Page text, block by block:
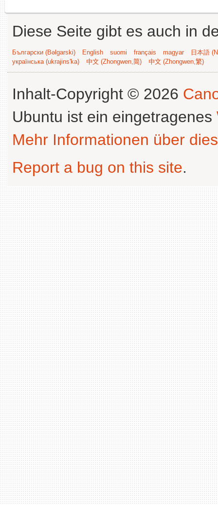
Diese Seite gibt es auch in
Български (Bəlgarski) English suomi français magyar
日本語
українська (ukrajins'ka)
中文 (Zhongwen,简) 中文 (Zhongwen,繁)
Inhalt-Copyright © 2026
Ubuntu ist ein eingetragenes
Mehr Informationen über
Report a bug on this site.